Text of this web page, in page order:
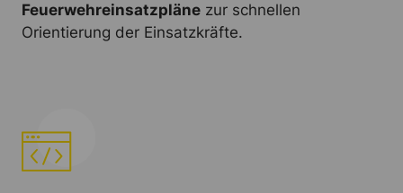
Feuerwehreinsatzpläne zur schnellen
Orientierung der Einsatzkräfte.